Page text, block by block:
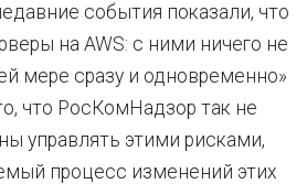
события показали, что
на AWS: с ними ничего не
мере сразу и одновременно»
что РосКомНадзор так не
управлять этими рисками,
процесс изменений этих